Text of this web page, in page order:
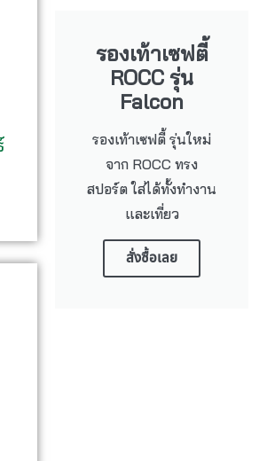
รองเท้าเซฟตี้
ROCC รุ่น
Falcon
รองเท้าเซฟตี้ รุ่นใหม่
จาก ROCC ทรง
สปอร์ต ใส่ได้ทั้งทำงาน
และเที่ยว
สั่งซื้อเลย